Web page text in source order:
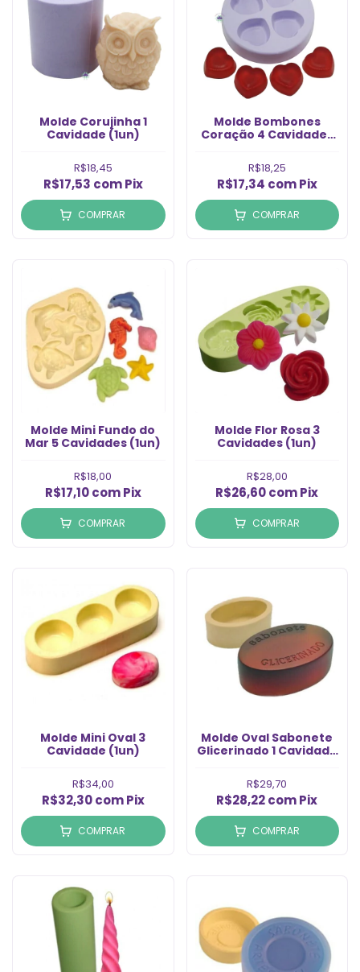
Molde Corujinha 1
Cavidade (1un)
R$18,45
R$17,53 com Pix
COMPRAR
Molde Bombones
Coração 4 Cavidades
R$18,25
R$17,34 com Pix
COMPRAR
Molde Mini Fundo do
Mar 5 Cavidades (1un)
R$18,00
R$17,10com Pix
COMPRAR
Molde Flor Rosa 3
Cavidades (1un)
R$28,00
R$26,60comPix
COMPRAR
Molde Mini Oval 3
Cavidade (1un)
R$34,00
R$32,30com Pix
COMPRAR
Molde Oval Sabonete
Glicerinado 1 Cavidade
R$29,70
R$28,22comPix
COMPRAR